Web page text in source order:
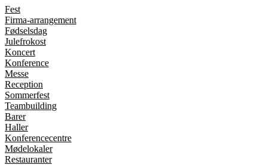
Fest
Firma-arrangement
Fødselsdag
Julefrokost
Koncert
Konference
Messe
Reception
Sommerfest
Teambuilding
Barer
Haller
Konferencecentre
Mødelokaler
Restauranter